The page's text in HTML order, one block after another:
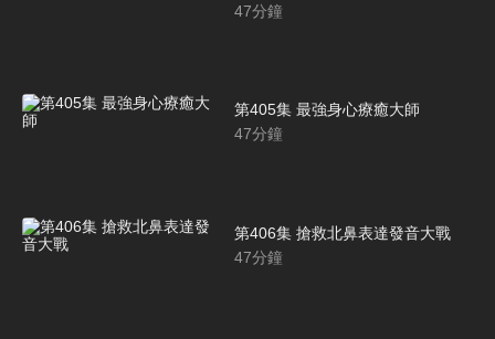
47分鐘
第405集 最強身心療癒大師
47分鐘
第406集 搶救北鼻表達發音大戰
47分鐘